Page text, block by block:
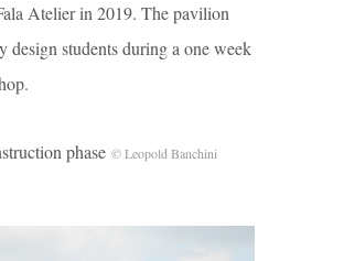
Atelier in 2019. The pavilion
design students during a one week
phase © Leopold Banchini